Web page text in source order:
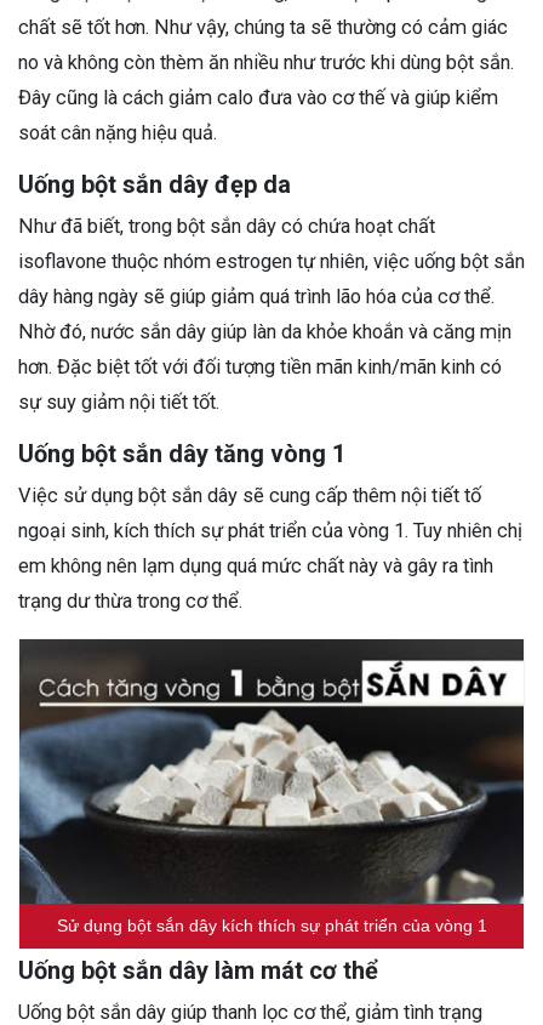
chất sẽ tốt hơn. Như vậy, chúng ta sẽ thường có cảm giác
no và không còn thèm ăn nhiều như trước khi dùng bột sắn.
Đây cũng là cách giảm calo đưa vào cơ thế và giúp kiểm
soát cân nặng hiệu quả.
Uống bột sắn dây đẹp da
Như đã biết, trong bột sắn dây có chứa hoạt chất
isoflavone thuộc nhóm estrogen tự nhiên, việc uống bột sắn
dây hàng ngày sẽ giúp giảm quá trình lão hóa của cơ thể.
Nhờ đó, nước sắn dây giúp làn da khỏe khoắn và căng mịn
hơn. Đặc biệt tốt với đối tượng tiền mãn kinh/mãn kinh có
sự suy giảm nội tiết tốt.
Uống bột sắn dây tăng vòng 1
Việc sử dụng bột sắn dây sẽ cung cấp thêm nội tiết tố
ngoại sinh, kích thích sự phát triển của vòng 1. Tuy nhiên chị
em không nên lạm dụng quá mức chất này và gây ra tình
trạng dư thừa trong cơ thể.
Sử dụng bột sắn dây kích thích sự phát triển của vòng 1
Uống bột sắn dây làm mát cơ thể
Uống bột sắn dây giúp thanh lọc cơ thể, giảm tình trạng